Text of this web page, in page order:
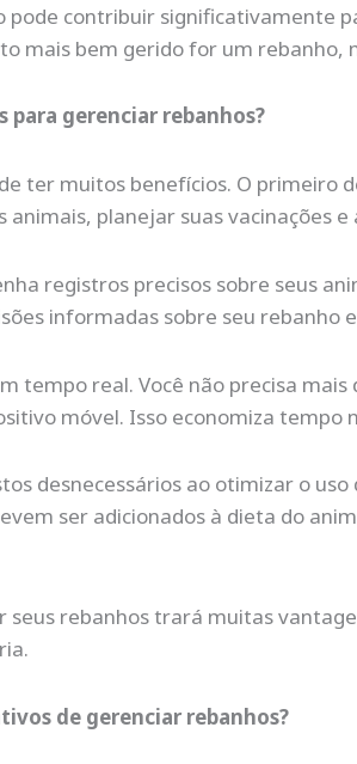
pode contribuir significativamente
mais bem gerido for um rebanho,
para gerenciar rebanhos?
ter muitos benefícios. O primeiro
planejar suas vacinações
registros precisos sobre seus
informadas sobre seu rebanho
tempo real. Você não precisa
móvel. Isso economiza
desnecessários ao otimizar o
ser adicionados à dieta do
rebanhos trará muitas
de gerenciar rebanhos?